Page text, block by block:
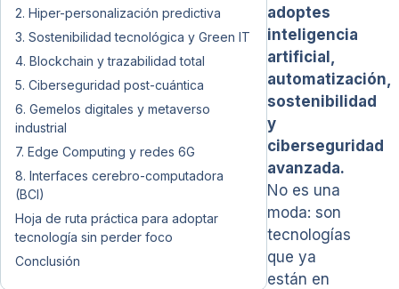
2. Hiper-personalización predictiva
3. Sostenibilidad tecnológica y Green IT
4. Blockchain y trazabilidad total
5. Ciberseguridad post-cuántica
6. Gemelos digitales y metaverso
industrial
7. Edge Computing y redes 6G
8. Interfaces cerebro-computadora
(BCI)
Hoja de ruta práctica para adoptar
tecnología sin perder foco
Conclusión
adoptes
inteligencia
artificial,
automatización,
sostenibilidad
y
ciberseguridad
avanzada.
No es una
moda: son
tecnologías
que ya
están en